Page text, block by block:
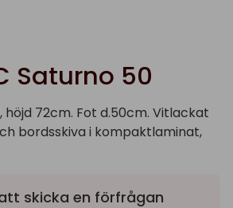
Saturno 50
72cm. Fot d.50cm. Vitlackat
bordsskiva i kompaktlaminat,
skicka en förfrågan